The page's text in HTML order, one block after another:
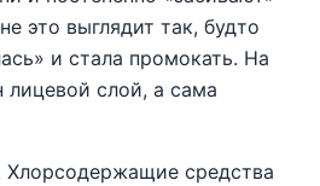
это выглядит так, будто
и стала промокать. На
лицевой слой, а сама
средства